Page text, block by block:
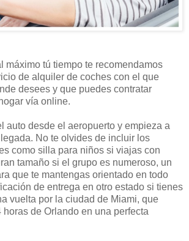
máximo tú tiempo te recomendamos
de alquiler de coches con el que
desees y que puedes contratar
vía online.
auto desde el aeropuerto y empieza a
No te olvides de incluir los
como silla para niños si viajas con
tamaño si el grupo es numeroso, un
que te mantengas orientado en todo
de entrega en otro estado si tienes
vuelta por la ciudad de Miami, que
de Orlando en una perfecta